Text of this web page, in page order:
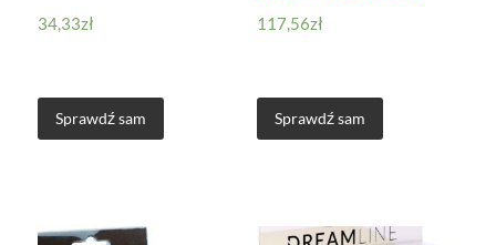
34,33zł
Sprawdź sam
117,56zł
Sprawdź sam